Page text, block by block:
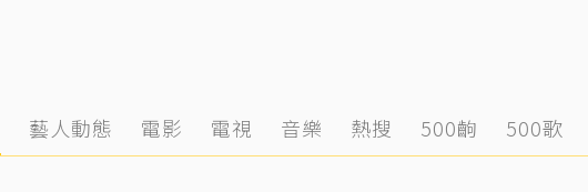
藝人動態 電影 電視 音樂 熱搜 500齣 500歌